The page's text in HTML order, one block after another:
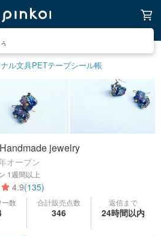
ル文具PETテープシール帳
jewelry
オープン
1週間以上
4.9(135)
数 合計販売点数
346
返信まで
24時間以内